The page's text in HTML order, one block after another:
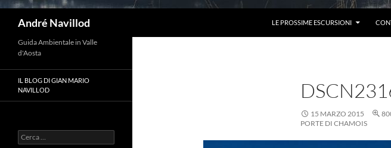
André Navillod LE PROSSIME ESCURSIONI
15 MARZO 2015
PORTE DI CHAMOIS
Guida Ambientale in Valle
d'Aosta
IL BLOG DI GIAN MARIO
NAVILLOD
Ricerca
per: